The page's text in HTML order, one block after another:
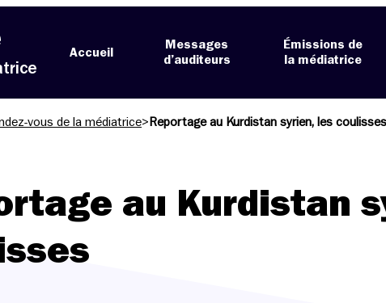
Accueil
Messages
d’auditeurs
Émissions de
la médiatrice
vous de la médiatrice> Reportage au Kurdistan syrien, les coulisses
au Kurdistan